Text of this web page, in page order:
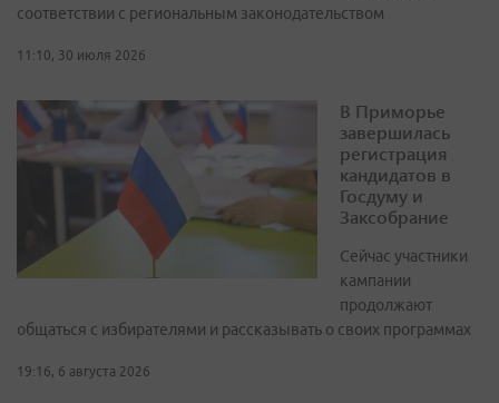
соответствии с региональным законодательством
11:10, 30 июля 2026
В Приморье
завершилась
регистрация
кандидатов в
Госдуму и
Заксобрание
Сейчас участники
кампании
продолжают
общаться с избирателями и рассказывать о своих программах
19:16, 6 августа 2026